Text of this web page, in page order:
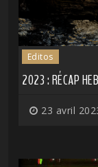
Editos
2023 : RÉCAP
23 avril